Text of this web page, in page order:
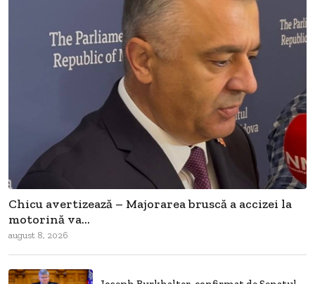
Chicu avertizează – Majorarea bruscă a accizei la
motorină va...
august 8, 2026